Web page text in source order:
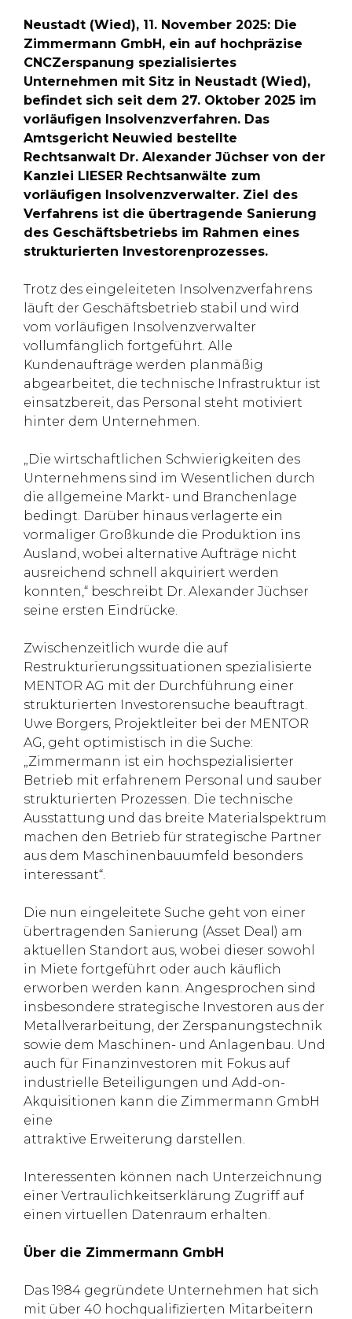
Neustadt (Wied), 11. November 2025: Die
Zimmermann GmbH, ein auf hochpräzise
CNCZerspanung spezialisiertes
Unternehmen mit Sitz in Neustadt (Wied),
befindet sich seit dem 27. Oktober 2025 im
vorläufigen Insolvenzverfahren. Das
Amtsgericht Neuwied bestellte
Rechtsanwalt Dr. Alexander Jüchser von der
Kanzlei LIESER Rechtsanwälte zum
vorläufigen Insolvenzverwalter. Ziel des
Verfahrens ist die übertragende Sanierung
des Geschäftsbetriebs im Rahmen eines
strukturierten Investorenprozesses.
Trotz des eingeleiteten Insolvenzverfahrens
läuft der Geschäftsbetrieb stabil und wird
vom vorläufigen Insolvenzverwalter
vollumfänglich fortgeführt. Alle
Kundenaufträge werden planmäßig
abgearbeitet, die technische Infrastruktur ist
einsatzbereit, das Personal steht motiviert
hinter dem Unternehmen.
„Die wirtschaftlichen Schwierigkeiten des
Unternehmens sind im Wesentlichen durch
die allgemeine Markt- und Branchenlage
bedingt. Darüber hinaus verlagerte ein
vormaliger Großkunde die Produktion ins
Ausland, wobei alternative Aufträge nicht
ausreichend schnell akquiriert werden
konnten,“ beschreibt Dr. Alexander Jüchser
seine ersten Eindrücke.
Zwischenzeitlich wurde die auf
Restrukturierungssituationen spezialisierte
MENTOR AG mit der Durchführung einer
strukturierten Investorensuche beauftragt.
Uwe Borgers, Projektleiter bei der MENTOR
AG, geht optimistisch in die Suche:
„Zimmermann ist ein hochspezialisierter
Betrieb mit erfahrenem Personal und sauber
strukturierten Prozessen. Die technische
Ausstattung und das breite Materialspektrum
machen den Betrieb für strategische Partner
aus dem Maschinenbauumfeld besonders
interessant“.
Die nun eingeleitete Suche geht von einer
übertragenden Sanierung (Asset Deal) am
aktuellen Standort aus, wobei dieser sowohl
in Miete fortgeführt oder auch käuflich
erworben werden kann. Angesprochen sind
insbesondere strategische Investoren aus der
Metallverarbeitung, der Zerspanungstechnik
sowie dem Maschinen- und Anlagenbau. Und
auch für Finanzinvestoren mit Fokus auf
industrielle Beteiligungen und Add-on-
Akquisitionen kann die Zimmermann GmbH
eine
attraktive Erweiterung darstellen.
Interessenten können nach Unterzeichnung
einer Vertraulichkeitserklärung Zugriff auf
einen virtuellen Datenraum erhalten.
Über die Zimmermann GmbH
Das 1984 gegründete Unternehmen hat sich
mit über 40 hochqualifizierten Mitarbeitern